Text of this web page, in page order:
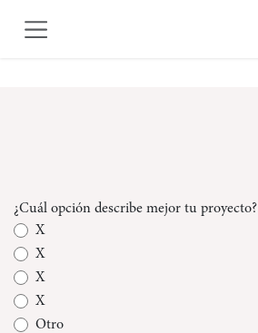
¿Cuál opción describe mejor tu proyecto?
X
X
X
X
Otro